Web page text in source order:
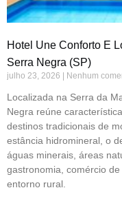
Hotel Une Conforto E
Serra Negra (SP)
julho 23, 2026 Nenhum
Localizada na Serra da
Negra reúne
destinos tradicionais de
estância hidromineral, o
águas minerais, áreas
gastronomia, comércio
entorno rural.